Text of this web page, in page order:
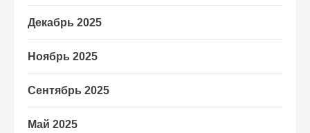
Декабрь 2025
Ноябрь 2025
Сентябрь 2025
Май 2025